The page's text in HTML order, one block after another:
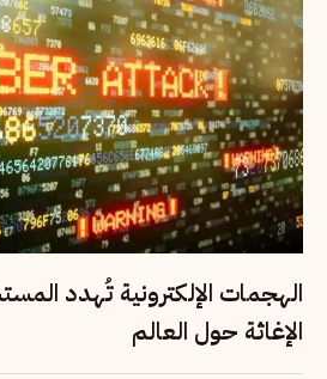
الهجمات الإلكترونية تُهدد
الإغاثة حول العالم